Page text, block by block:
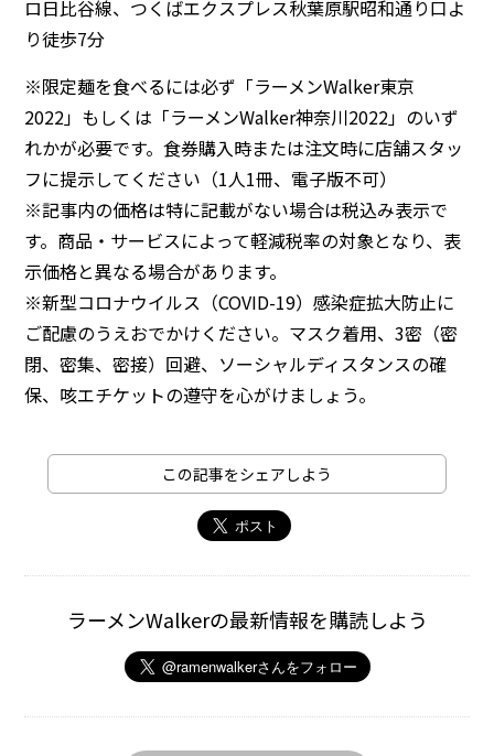
ロ日比谷線、つくばエクスプレス秋葉原駅昭和通り口よ
り徒歩7分
※限定麺を食べるには必ず「ラーメンWalker東京
2022」もしくは「ラーメンWalker神奈川2022」のいず
れかが必要です。食券購入時または注文時に店舗スタッ
フに提示してください（1人1冊、電子版不可）
※記事内の価格は特に記載がない場合は税込み表示で
す。商品・サービスによって軽減税率の対象となり、表
示価格と異なる場合があります。
※新型コロナウイルス（COVID-19）感染症拡大防止に
ご配慮のうえおでかけください。マスク着用、3密（密
閉、密集、密接）回避、ソーシャルディスタンスの確
保、咳エチケットの遵守を心がけましょう。
この記事をシェアしよう
ラーメンWalkerの最新情報を購読しよう